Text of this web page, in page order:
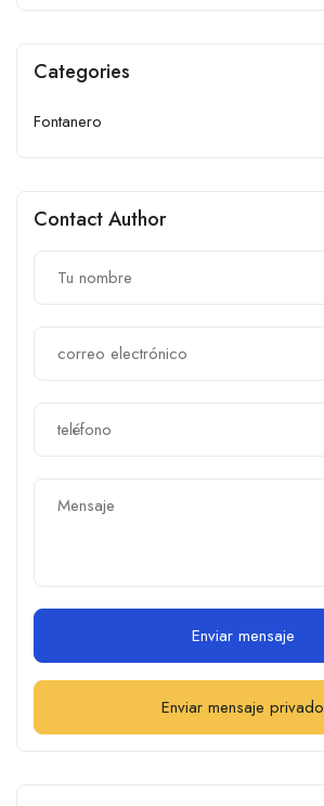
Categories
Fontanero
Contact Author
Enviar mensaje
Enviar mensaje privado